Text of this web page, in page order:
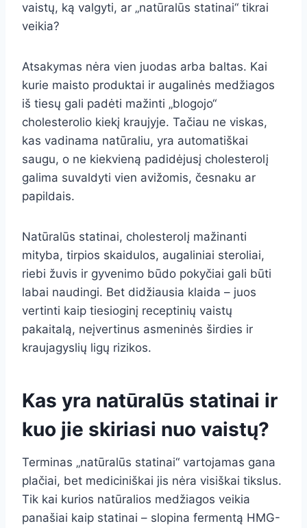
vaistų, ką valgyti, ar „natūralūs statinai“ tikrai
veikia?
Atsakymas nėra vien juodas arba baltas. Kai
kurie maisto produktai ir augalinės medžiagos
iš tiesų gali padėti mažinti „blogojo“
cholesterolio kiekį kraujyje. Tačiau ne viskas,
kas vadinama natūraliu, yra automatiškai
saugu, o ne kiekvieną padidėjusį cholesterolį
galima suvaldyti vien avižomis, česnaku ar
papildais.
Natūralūs statinai, cholesterolį mažinanti
mityba, tirpios skaidulos, augaliniai steroliai,
riebi žuvis ir gyvenimo būdo pokyčiai gali būti
labai naudingi. Bet didžiausia klaida – juos
vertinti kaip tiesioginį receptinių vaistų
pakaitalą, neįvertinus asmeninės širdies ir
kraujagyslių ligų rizikos.
Kas yra natūralūs statinai ir
kuo jie skiriasi nuo vaistų?
Terminas „natūralūs statinai“ vartojamas gana
plačiai, bet mediciniškai jis nėra visiškai tikslus.
Tik kai kurios natūralios medžiagos veikia
panašiai kaip statinai – slopina fermentą HMG-